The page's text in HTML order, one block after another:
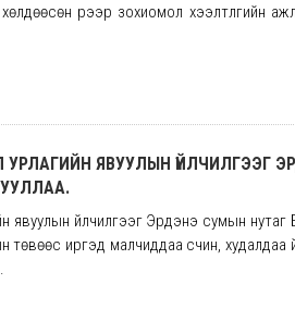
үрээр зохиомол хээлтүүлгийн
УРЛАГИЙН ЯВУУЛЫН ҮЙЛЧИЛГЭЭГ
явуулын үйлчилгээг Эрдэнэ сумын нутаг
иргэд малчиддаа үсчин, худалдаа